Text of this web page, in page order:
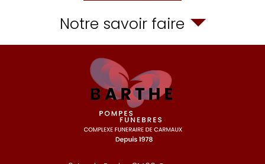
Notre savoir faire